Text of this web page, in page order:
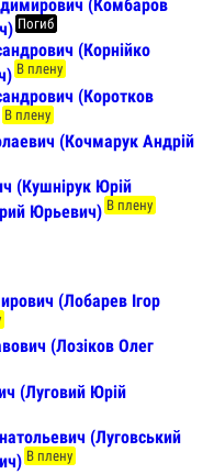
(Комбаров
Погиб
(Корнійко
В плену
(Коротков
В плену
(Кочмарук Андрій
(Кушнірук Юрій
Юрьевич) В плену
(Лобарев Ігор
(Лозіков Олег
(Луговий Юрій
(Луговський
В плену